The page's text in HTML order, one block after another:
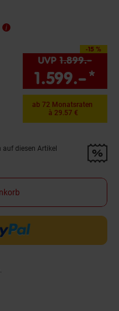
-15 %
Sie Sparen 15 Prozent,
UVP1.899.–UVP
1.599.–*
ab 72 Monatsraten
à 29.57 €
Filialgutschein auf diesen Artikel
diesen Artikel